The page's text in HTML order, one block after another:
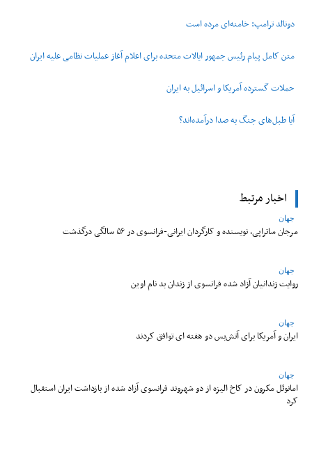
دونالد ترامپ: خامنه‌ای مرده است
متن کامل پیام رئیس جمهور ایالات متحده برای اعلام آغاز عملیات نظامی علیه ایران
حملات گسترده آمریکا و اسرائیل به ایران
آیا طبل‌های جنگ به صدا درآمده‌اند؟
اخبار مرتبط
جهان
مرجان ساتراپی، نویسنده و کارگردان ایرانی-فرانسوی در ۵۶ سالگی درگذشت
جهان
روایت زندانیان آزاد شده فرانسوی از زندان ‌بد نام اوین
جهان
ایران و آمریکا برای آتش‌بس دو هفته‌ ای توافق کردند
جهان
امانوئل مکرون در کاخ الیزه از دو شهروند فرانسوی آزاد شده از بازداشت ایران استقبال
کرد